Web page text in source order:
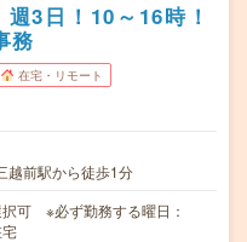
3日！10～16時！
務
在宅・リモート
越前駅から徒歩1分
可 ※必ず勤務する曜日：